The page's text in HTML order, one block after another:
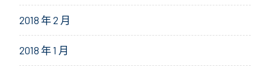
2018 年 2 月
2018 年 1 月